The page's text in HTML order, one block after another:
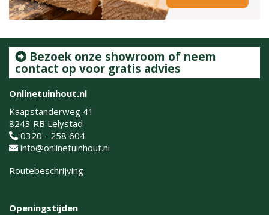
Bezoek onze showroom of neem
contact op voor gratis advies
Onlinetuinhout.nl
Kaapstanderweg 41
8243 RB Lelystad
0320 - 258 604
info@onlinetuinhout.nl
Routebeschrijving
Openingstijden